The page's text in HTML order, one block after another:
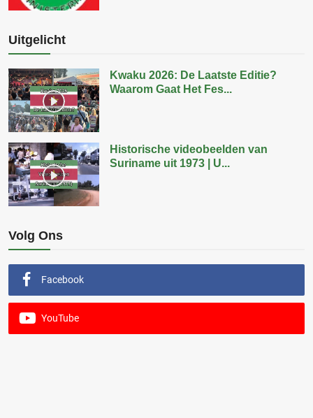
Uitgelicht
Kwaku 2026: De Laatste Editie?
Waarom Gaat Het Fes...
Historische videobeelden van
Suriname uit 1973 | U...
Volg Ons
Facebook
YouTube